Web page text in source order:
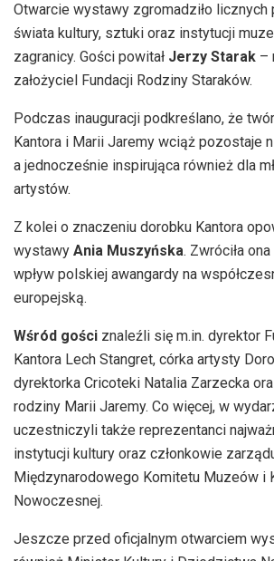
Otwarcie wystawy zgromadziło
świata kultury, sztuki oraz instytucji
zagranicy. Gości powitał Jerzy Starak –
założyciel Fundacji Rodziny Staraków.
Podczas inauguracji podkreślano, że
Kantora i Marii Jaremy wciąż pozostaje
a jednocześnie inspirująca również dla
artystów.
Z kolei o znaczeniu dorobku Kantora
wystawy Ania Muszyńska. Zwróciła
wpływ polskiej awangardy na
europejską.
Wśród gości znaleźli się m.in. dyrektor
Kantora Lech Stangret, córka artysty
dyrektorka Cricoteki Natalia Zarzecka
rodziny Marii Jaremy. Co więcej, w
uczestniczyli także reprezentanci
instytucji kultury oraz członkowie
Międzynarodowego Komitetu Muzeów i
Nowoczesnej.
Jeszcze przed oficjalnym otwarciem